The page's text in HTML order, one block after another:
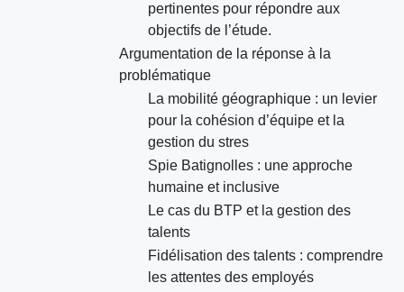
pertinentes pour répondre aux
objectifs de l’étude.
Argumentation de la réponse à la
problématique
La mobilité géographique : un levier
pour la cohésion d’équipe et la
gestion du stres
Spie Batignolles : une approche
humaine et inclusive
Le cas du BTP et la gestion des
talents
Fidélisation des talents : comprendre
les attentes des employés